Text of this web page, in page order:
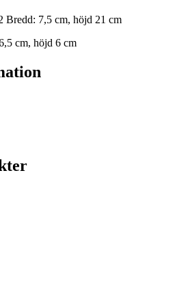
Bredd: 7,5 cm, höjd 21 cm
cm, höjd 6 cm